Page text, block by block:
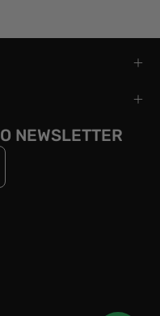
NEWSLETTER